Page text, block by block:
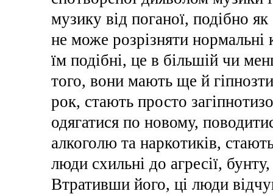
музику від поганої, подібно
не може розрізняти
їм подібні, це в більшій чи
того, вони мають ще й
рок, стають просто
одягатися по новому,
алкоголю та наркотиків,
люди схильні до агресії,
Втративши його, ці люди